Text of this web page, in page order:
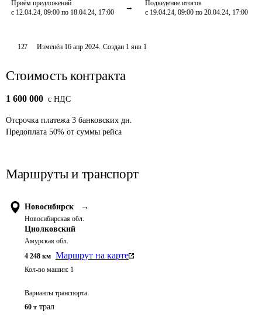
Приём предложений
с 12.04.24, 09:00 по 18.04.24, 17:00
Подведение итогов
с 19.04.24, 09:00 по 20.04.24, 17:00
127 Изменён 16 апр 2024. Создан 1 янв 1
Стоимость контракта
1 600 000 c НДС
Отсрочка платежа 3 банковских дн.
Предоплата 50% от суммы рейса
Маршруты и транспорт
Новосибирск →
Новосибирская обл.
Циолковский
Амурская обл.
4 248 км Маршрут на карте
Кол-во машин: 1
Варианты транспорта
60 т трал